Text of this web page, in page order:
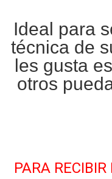
Ideal para
técnica de
les gusta
otros
PARA